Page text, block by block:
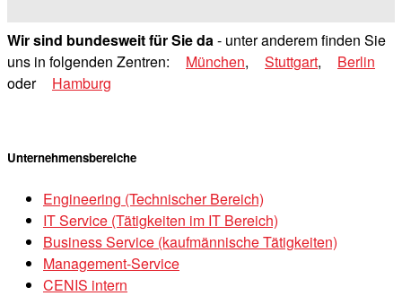
Wir sind bundesweit für Sie da - unter anderem finden Sie
uns in folgenden Zentren:
München, Stuttgart,
Berlin
oder
Hamburg
Unternehmensbereiche
Engineering (Technischer Bereich)
IT Service (Tätigkeiten im IT Bereich)
Business Service (kaufmännische Tätigkeiten)
Management-Service
CENIS intern